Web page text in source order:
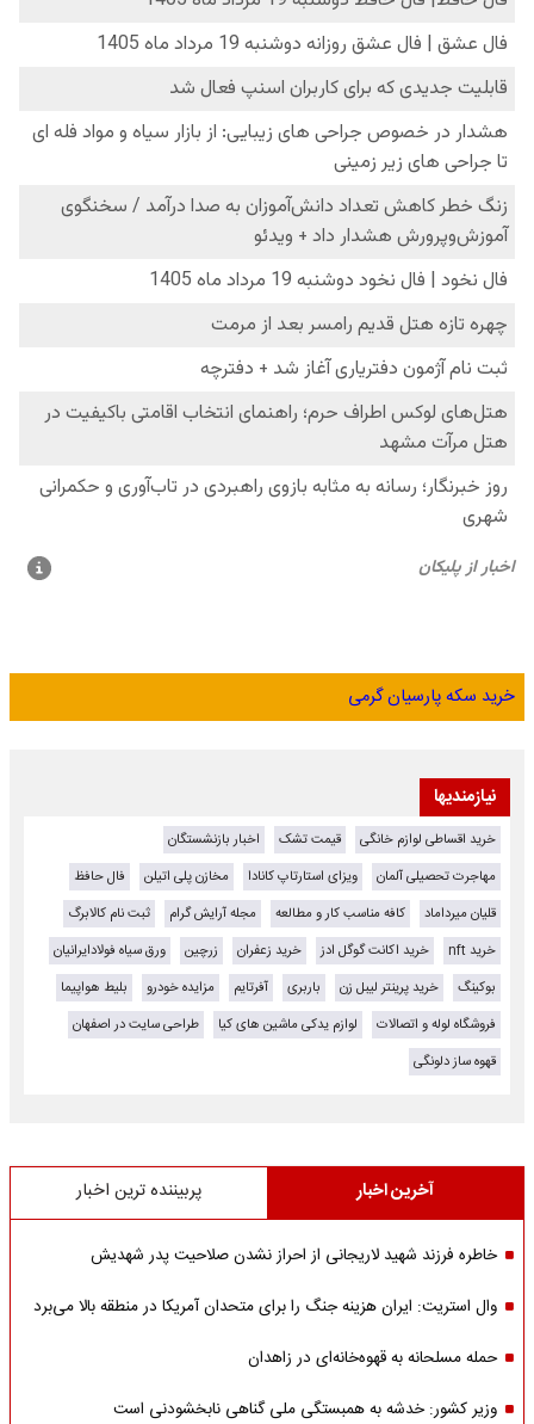
خرید سکه پارسیان گرمی
نیازمندیها
خرید اقساطی لوازم خانگی قیمت تشک
اخبار بازنشستگان
مهاجرت تحصیلی آلمان
ویزای استارتاپ کانادا مخازن پلی اتیلن
فال حافظ
قلیان میرداماد
کافه مناسب کار و مطالعه مجله آرایش گرام
ثبت نام کالابرگ
خرید nft
خرید اکانت گوگل ادز خرید زعفران زرچین
ورق سیاه فولادایرانیان
بوکینگ
خرید پرینتر لیبل زن باربری آفرتایم مزایده خودرو
بلیط هواپیما
فروشگاه لوله و اتصالات
لوازم یدکی ماشین های کیا
طراحی سایت در اصفهان
قهوه ساز دلونگی
آخرین اخبار پربیننده ترین اخبار
خاطره فرزند شهید لاریجانی از احراز نشدن صلاحیت پدر شهدیش
وال استریت: ایران هزینه جنگ را برای متحدان آمریکا در منطقه بالا می‌برد
حمله مسلحانه به قهوه‌خانه‌ای در زاهدان
وزیر کشور: خدشه به همبستگی ملی گناهی نابخشودنی است